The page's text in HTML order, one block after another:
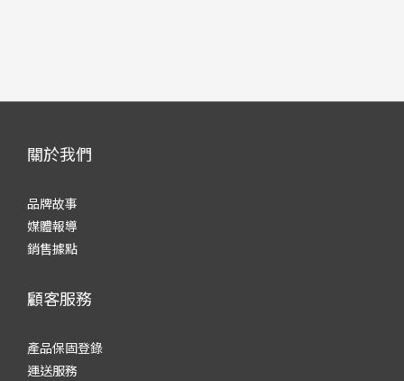
關於我們
品牌故事
媒體報導
銷售據點
顧客服務
產品保固登錄
運送服務